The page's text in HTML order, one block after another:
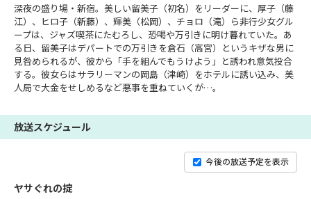
深夜の盛り場・新宿。美しい留美子（初名）をリーダーに、厚子（藤
江）、ヒロ子（新藤）、輝美（松岡）、チョロ（滝）ら非行少女グル
ープは、ジャズ喫茶にたむろし、恐喝や万引きに明け暮れていた。あ
る日、留美子はデパートでの万引きを倉石（高宮）というキザな男に
見咎められるが、彼から「手を組んでもうけよう」と誘われ意気投合
する。彼女らはサラリーマンの岡島（津崎）をホテルに誘い込み、美
人局で大金をせしめるなど悪事を重ねていくが…。
放送スケジュール
今後の放送予定を表示
ヤサぐれの掟